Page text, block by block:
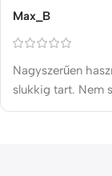
Max_B
Nagyszerűen
slukkig tart. Nem